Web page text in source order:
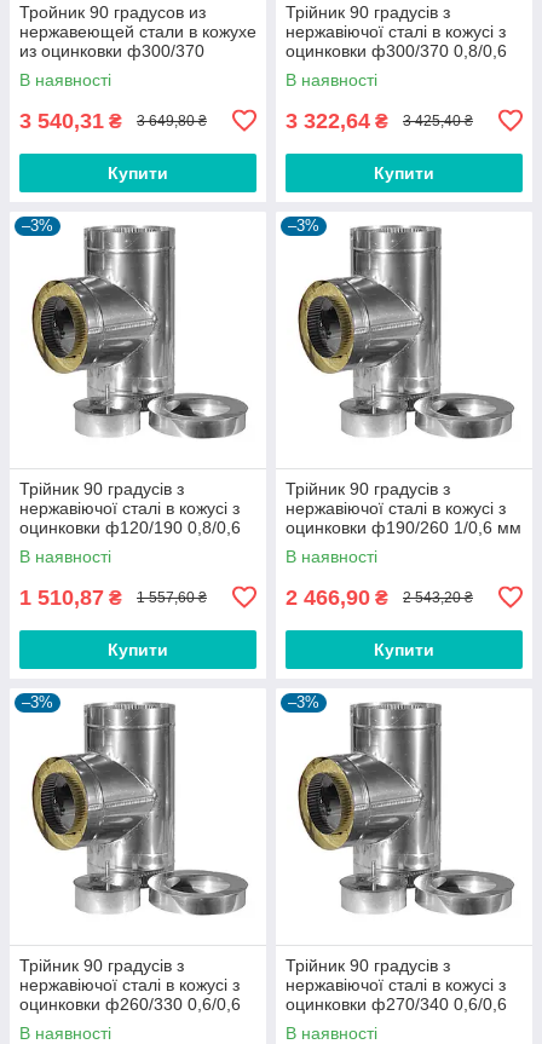
Тройник 90 градусов из
нержавеющей стали в кожухе
из оцинковки ф300/370
1/0,6мм AISI 430
В наявності
3 540,31 ₴ 3 649,80 ₴
Купити
Трійник 90 градусів з
нержавіючої сталі в кожусі з
оцинковки ф300/370 0,8/0,6
мм AISI 304
В наявності
3 322,64 ₴ 3 425,40 ₴
Купити
–3%
Трійник 90 градусів з
нержавіючої сталі в кожусі з
оцинковки ф120/190 0,8/0,6
мм AISI 430
В наявності
1 510,87 ₴ 1 557,60 ₴
Купити
–3%
Трійник 90 градусів з
нержавіючої сталі в кожусі з
оцинковки ф190/260 1/0,6 мм
AISI 430
В наявності
2 466,90 ₴ 2 543,20 ₴
Купити
–3%
Трійник 90 градусів з
нержавіючої сталі в кожусі з
оцинковки ф260/330 0,6/0,6
мм AISI 430
В наявності
–3%
Трійник 90 градусів з
нержавіючої сталі в кожусі з
оцинковки ф270/340 0,6/0,6
мм AISI 304
В наявності